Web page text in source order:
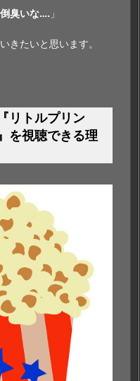
臭いな…. 」
きたいと思います。
リトルプリン
を視聴できる理